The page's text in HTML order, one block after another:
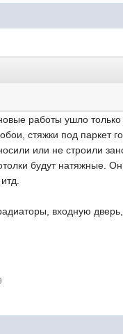
работы ушло только
стяжки под паркет
или не строили
будут натяжные.
входную